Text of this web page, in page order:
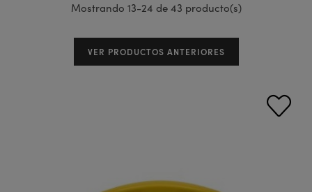
Mostrando 13-24 de 43 producto(s)
VER PRODUCTOS ANTERIORES